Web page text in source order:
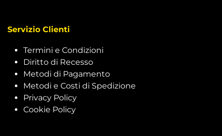
Servizio Clienti
Termini e Condizioni
Diritto di Recesso
Metodi di Pagamento
Metodi e Costi di Spedizione
Privacy Policy
Cookie Policy